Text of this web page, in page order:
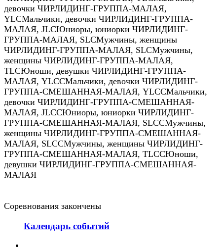
девочки ЧИРЛИДИНГ-ГРУППА-МАЛАЯ,
YLCМальчики, девочки ЧИРЛИДИНГ-ГРУППА-
МАЛАЯ, JLCЮниоры, юниорки ЧИРЛИДИНГ-
ГРУППА-МАЛАЯ, SLCМужчины, женщины
ЧИРЛИДИНГ-ГРУППА-МАЛАЯ, SLCМужчины,
женщины ЧИРЛИДИНГ-ГРУППА-МАЛАЯ,
TLCЮноши, девушки ЧИРЛИДИНГ-ГРУППА-
МАЛАЯ, YLCCМальчики, девочки ЧИРЛИДИНГ-
ГРУППА-СМЕШАННАЯ-МАЛАЯ, YLCCМальчики,
девочки ЧИРЛИДИНГ-ГРУППА-СМЕШАННАЯ-
МАЛАЯ, JLCCЮниоры, юниорки ЧИРЛИДИНГ-
ГРУППА-СМЕШАННАЯ-МАЛАЯ, SLCCМужчины,
женщины ЧИРЛИДИНГ-ГРУППА-СМЕШАННАЯ-
МАЛАЯ, SLCCМужчины, женщины ЧИРЛИДИНГ-
ГРУППА-СМЕШАННАЯ-МАЛАЯ, TLCCЮноши,
девушки ЧИРЛИДИНГ-ГРУППА-СМЕШАННАЯ-
МАЛАЯ
Соревнования закончены
Календарь событий